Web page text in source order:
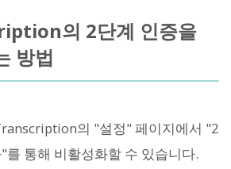
의 2단계 인증을
방법
의 "설정" 페이지에서 "2
를 통해 비활성화할 수 있습니다.